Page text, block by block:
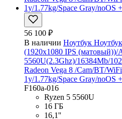
56 100 ₽
В наличии Ноутбук
(1920x1080 IPS (матовый))/
5560U(2.3Ghz)/16384Mb/
Radeon Vega 8 /Cam/BT/
1y/1.77kg/Space Gray/
F160a-016
Ryzen 5 5560U
16 ГБ
16,1''